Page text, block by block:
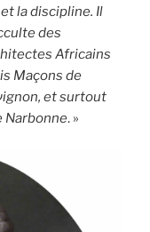
la discipline. Il
des
Africains
Maçons de
et surtout
Narbonne. »